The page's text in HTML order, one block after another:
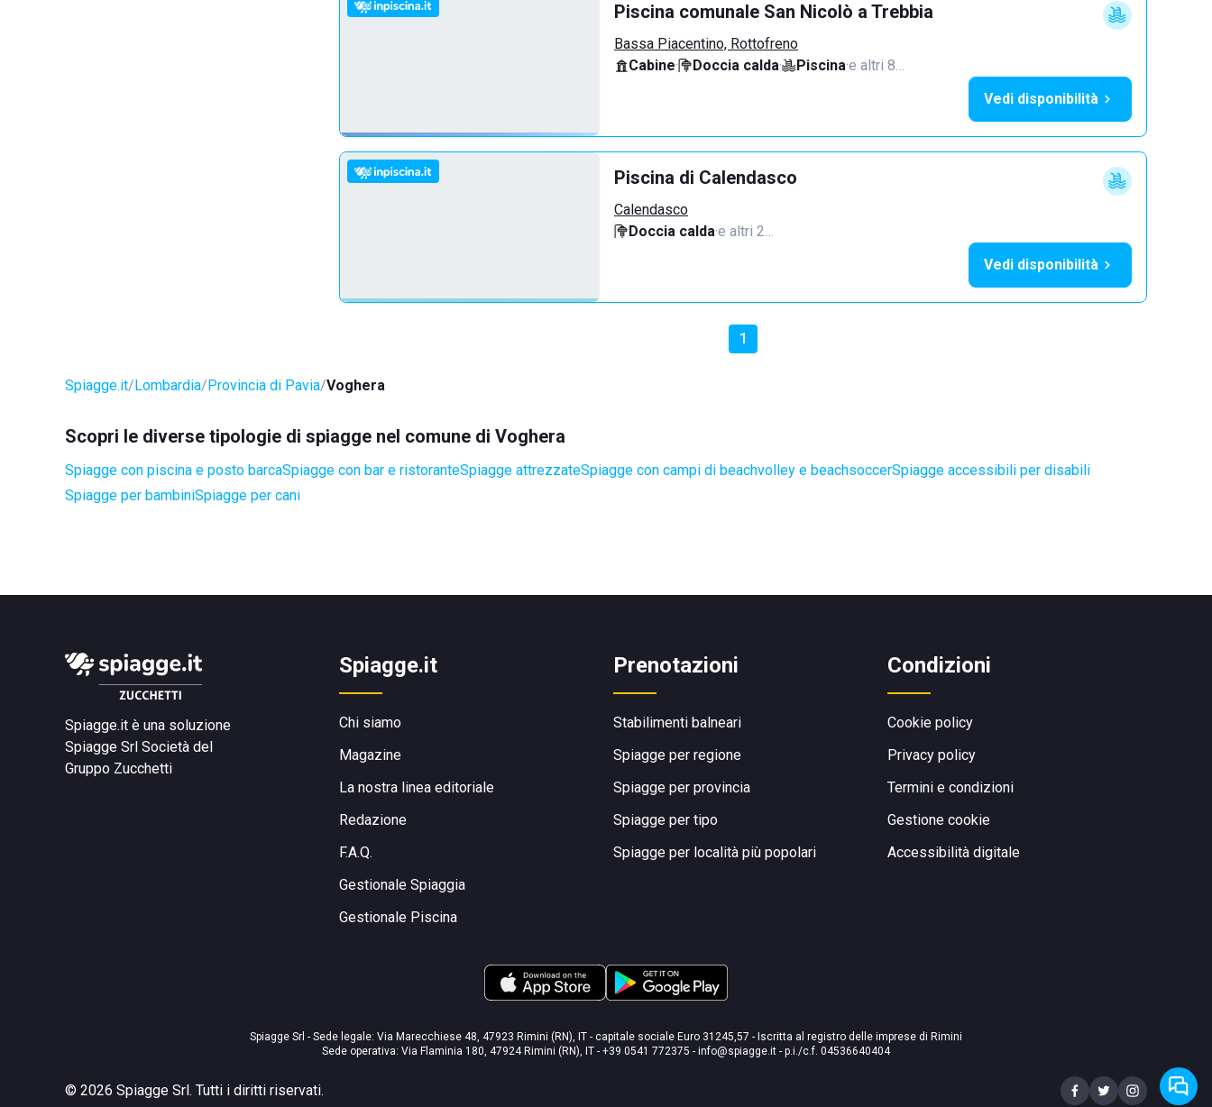
Piscina comunale San Nicolò a Trebbia
Bassa Piacentino, Rottofreno
Cabine· Doccia calda· Piscina·e altri 8…
Vedi disponibilità
Piscina di Calendasco
Calendasco
Doccia calda·e altri 2…
Vedi disponibilità
1
Spiagge.it Lombardia Provincia di Pavia Voghera
Scopri le diverse tipologie di spiagge nel comune di Voghera
Spiagge con piscina e posto barcaSpiagge con bar e ristoranteSpiagge attrezzateSpiagge con campi di beachvolley e beachsoccerSpiagge accessibili per disabili
Spiagge per bambiniSpiagge per cani
Spiagge.it è una soluzione
Spiagge Srl Società del
Gruppo Zucchetti
Spiagge.it
Chi siamo
Magazine
La nostra linea editoriale
Redazione
F.A.Q.
Gestionale Spiaggia
Gestionale Piscina
Prenotazioni
Stabilimenti balneari
Spiagge per regione
Spiagge per provincia
Spiagge per tipo
Spiagge per località più popolari
Condizioni
Cookie policy
Privacy policy
Termini e condizioni
Gestione cookie
Accessibilità digitale
Spiagge Srl - Sede legale: Via Marecchiese 48, 47923 Rimini (RN), IT - capitale sociale Euro 31245,57 - Iscritta al registro delle imprese di Rimini
Sede operativa: Via Flaminia 180, 47924 Rimini (RN), IT - +39 0541 772375 - info@spiagge.it - p.i./c.f. 04536640404
© 2026 Spiagge Srl. Tutti i diritti riservati.